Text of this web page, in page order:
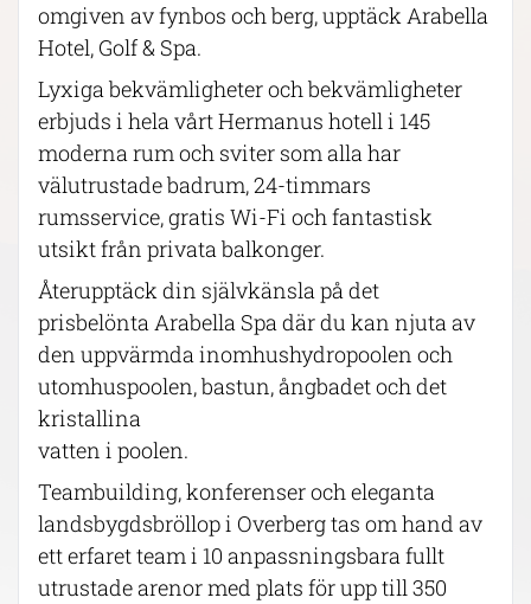
omgiven av fynbos och berg, upptäck Arabella
Hotel, Golf & Spa.
Lyxiga bekvämligheter och bekvämligheter
erbjuds i hela vårt Hermanus hotell i 145
moderna rum och sviter som alla har
välutrustade badrum, 24-timmars
rumsservice, gratis Wi-Fi och fantastisk
utsikt från privata balkonger.
Återupptäck din självkänsla på det
prisbelönta Arabella Spa där du kan njuta av
den uppvärmda inomhushydropoolen och
utomhuspoolen, bastun, ångbadet och det
kristallina
vatten i poolen.
Teambuilding, konferenser och eleganta
landsbygdsbröllop i Overberg tas om hand av
ett erfaret team i 10 anpassningsbara fullt
utrustade arenor med plats för upp till 350